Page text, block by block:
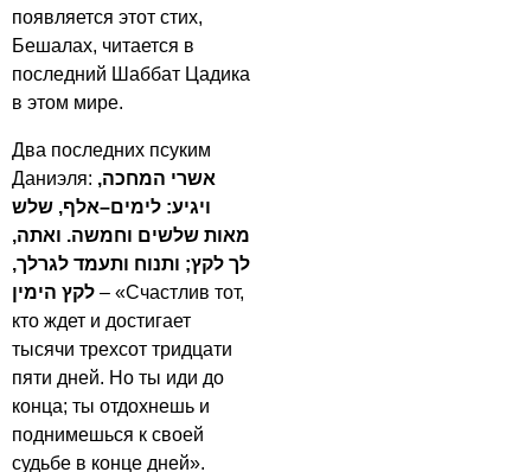
появляется этот стих,
Бешалах, читается в
последний Шаббат Цадика
в этом мире.
Два последних псуким
Даниэля: אשרי המחכה,
ויגיע: לימים–אלף, שלש
מאות שלשים וחמשה. ואתה,
לך לקץ; ותנוח ותעמד לגרלך,
לקץ הימין – «Счастлив тот,
кто ждет и достигает
тысячи трехсот тридцати
пяти дней. Но ты иди до
конца; ты отдохнешь и
поднимешься к своей
судьбе в конце дней».